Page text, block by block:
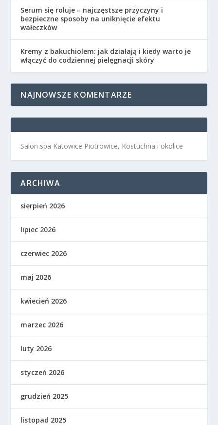
Serum się roluje – najczęstsze przyczyny i
bezpieczne sposoby na uniknięcie efektu
wałeczków
Kremy z bakuchiolem: jak działają i kiedy warto je
włączyć do codziennej pielęgnacji skóry
NAJNOWSZE KOMENTARZE
Salon spa Katowice Piotrowice, Kostuchna i okolice
ARCHIWA
sierpień 2026
lipiec 2026
czerwiec 2026
maj 2026
kwiecień 2026
marzec 2026
luty 2026
styczeń 2026
grudzień 2025
listopad 2025